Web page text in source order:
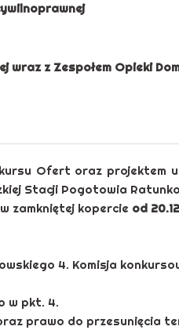
z Zespołem Opieki
Ofert oraz projektem
Stacji Pogotowia
zamkniętej kopercie od
4. Komisja
w pkt. 4.
prawo do przesunięcia